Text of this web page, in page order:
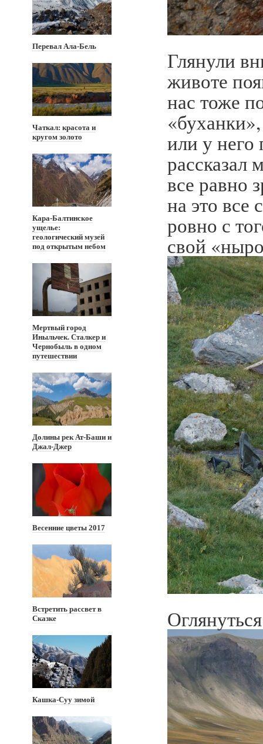
Перевал Ала-Бель
Чаткал: красота и
кругом золото
Кара-Балтинское
ущелье:
геологический музей
под открытым небом
Мертвый город
Иныльчек. Сталкер и
Чернобыль в одном
путешествии
Долины рек Ат-Баши и
Джал-Джер
Весенние цветы 2017
Встретить рассвет в
Сказке
Кашка-Суу зимой
Глянули
животе
нас тоже
или у него
рассказал
все равно
на это
ровно с
свой